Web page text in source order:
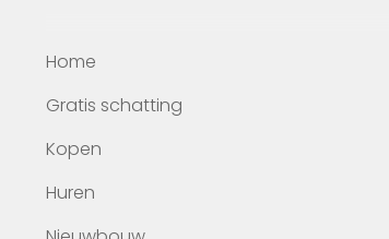
Home
Gratis schatting
Kopen
Huren